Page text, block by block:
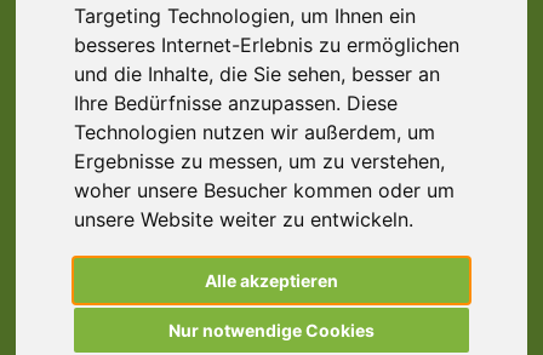
Targeting Technologien, um Ihnen ein
besseres Internet-Erlebnis zu ermöglichen
und die Inhalte, die Sie sehen, besser an
Ihre Bedürfnisse anzupassen. Diese
Technologien nutzen wir außerdem, um
Ergebnisse zu messen, um zu verstehen,
woher unsere Besucher kommen oder um
unsere Website weiter zu entwickeln.
Alle akzeptieren
Nur notwendige Cookies
Produktionshelfer (m/w/d) Verpacken,
Pfungstadt
64319 Pfungstadt